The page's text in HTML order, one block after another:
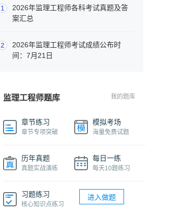
1
2026年监理工程师各科考试真题及答
案汇总
2
2026年监理工程师考试成绩公布时
间：7月21日
监理工程师题库 我的题库
章节练习
章节专项突破
模拟考场
海量免费试题
历年真题
真题实战演练
每日一练
每天10题练习
习题练习
核心知识点练习
进入做题